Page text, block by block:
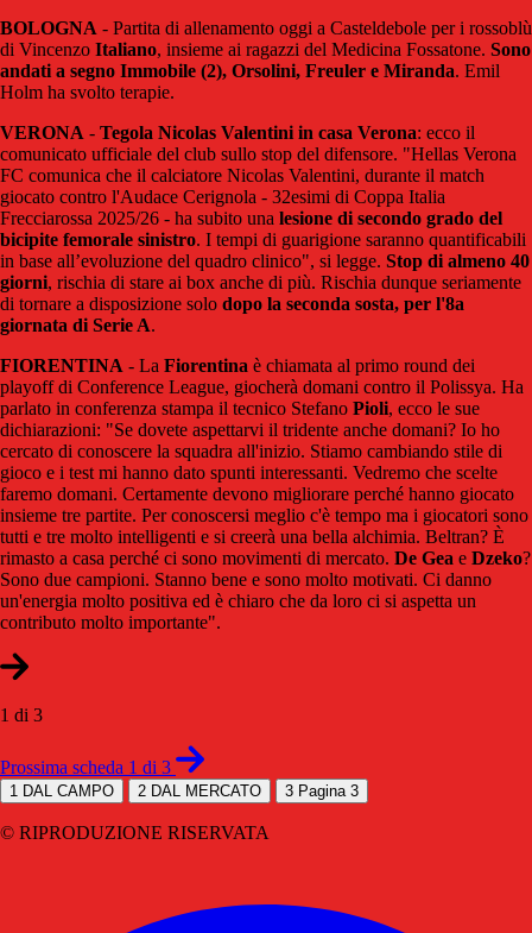
BOLOGNA - Partita di allenamento oggi a Casteldebole per i rossoblù
di Vincenzo Italiano, insieme ai ragazzi del Medicina Fossatone. Sono
andati a segno Immobile (2), Orsolini, Freuler e Miranda. Emil
Holm ha svolto terapie.
VERONA - Tegola Nicolas Valentini in casa Verona: ecco il
comunicato ufficiale del club sullo stop del difensore. "Hellas Verona
FC comunica che il calciatore Nicolas Valentini, durante il match
giocato contro l'Audace Cerignola - 32esimi di Coppa Italia
Frecciarossa 2025/26 - ha subito una lesione di secondo grado del
bicipite femorale sinistro. I tempi di guarigione saranno quantificabili
in base all’evoluzione del quadro clinico", si legge. Stop di almeno 40
giorni, rischia di stare ai box anche di più. Rischia dunque seriamente
di tornare a disposizione solo dopo la seconda sosta, per l'8a
giornata di Serie A.
FIORENTINA - La Fiorentina è chiamata al primo round dei
playoff di Conference League, giocherà domani contro il Polissya. Ha
parlato in conferenza stampa il tecnico Stefano Pioli, ecco le sue
dichiarazioni: "Se dovete aspettarvi il tridente anche domani? Io ho
cercato di conoscere la squadra all'inizio. Stiamo cambiando stile di
gioco e i test mi hanno dato spunti interessanti. Vedremo che scelte
faremo domani. Certamente devono migliorare perché hanno giocato
insieme tre partite. Per conoscersi meglio c'è tempo ma i giocatori sono
tutti e tre molto intelligenti e si creerà una bella alchimia. Beltran? È
rimasto a casa perché ci sono movimenti di mercato. De Gea e Dzeko?
Sono due campioni. Stanno bene e sono molto motivati. Ci danno
un'energia molto positiva ed è chiaro che da loro ci si aspetta un
contributo molto importante".
1 di 3
Prossima scheda 1 di 3
1 DAL CAMPO 2 DAL MERCATO 3 Pagina 3
© RIPRODUZIONE RISERVATA